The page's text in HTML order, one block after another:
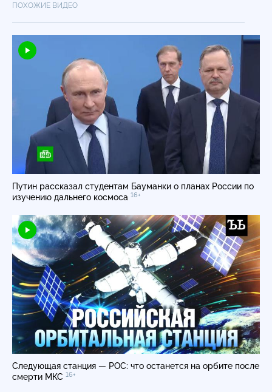
ПОХОЖИЕ ВИДЕО
Путин рассказал студентам Бауманки о планах России по
изучению дальнего космоса 16+
Следующая станция — РОС: что останется на орбите после
смерти МКС 16+